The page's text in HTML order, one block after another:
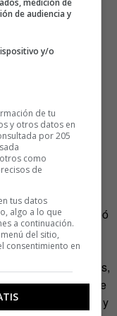
yBETC
su empresa»,
«Hay infinidad de
pero este
al adquirir
añaden.
hace 10 años creó
con el c de c. El
de creativos que
entre ellos,
Mamma Team, The
Animal Makers y
medición de
de audiencia y
y/o
de tu
y otros datos en
por 205
como
de
tus datos
algo a lo que
a continuación.
del sitio,
consentimiento en